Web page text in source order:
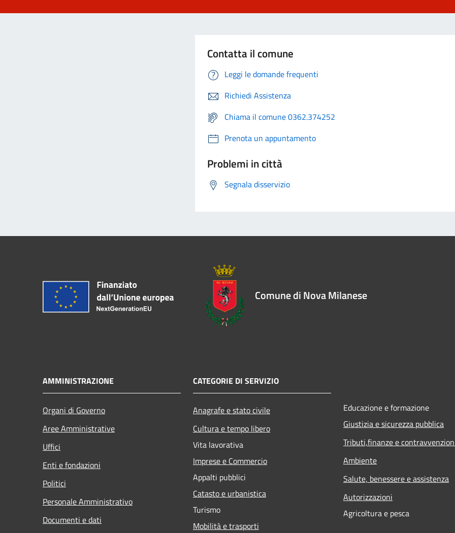
Contatta il comune
Leggi le domande frequenti
Richiedi Assistenza
Chiama il comune 0362.374252
Prenota un appuntamento
Problemi in città
Segnala disservizio
Comune di Nova Milanese
AMMINISTRAZIONE
Organi di Governo
Aree Amministrative
Uffici
Enti e fondazioni
Politici
Personale Amministrativo
Documenti e dati
CATEGORIE DI SERVIZIO
Anagrafe e stato civile
Cultura e tempo libero
Vita lavorativa
Imprese e Commercio
Appalti pubblici
Catasto e urbanistica
Turismo
Mobilità e trasporti
Educazione e formazione
Giustizia e sicurezza pubblica
Tributi,finanze e
Ambiente
Salute, benessere e assistenza
Autorizzazioni
Agricoltura e pesca